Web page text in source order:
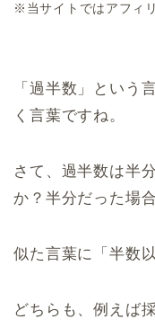
※当サイトではアフィ
「過半数」という
く言葉ですね。
さて、過半数は半
か？半分だった場
似た言葉に「半数
どちらも、例えば